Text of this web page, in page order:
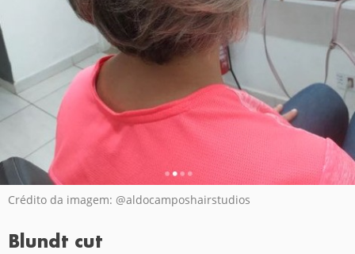
Crédito da imagem: @aldocamposhairstudios
Blundt cut